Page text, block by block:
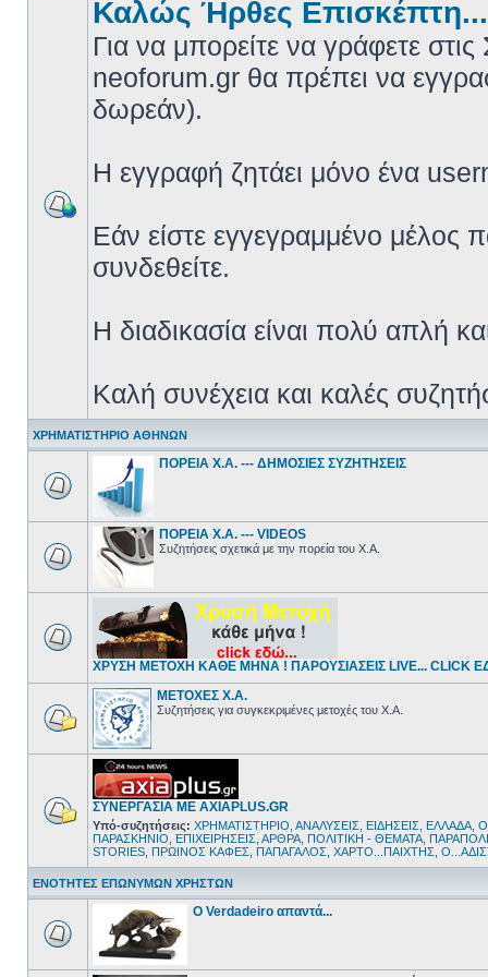
Καλώς Ήρθες Επισκέπτη...
Για να μπορείτε να γράφετε στις
neoforum.gr θα πρέπει να
δωρεάν).
Η εγγραφή ζητάει μόνο ένα
Εάν είστε εγγεγραμμένο μέλος
συνδεθείτε.
Η διαδικασία είναι πολύ απλή
Καλή συνέχεια και καλές
ΧΡΗΜΑΤΙΣΤΗΡΙΟ ΑΘΗΝΩΝ
ΠΟΡΕΙΑ Χ.Α. --- ΔΗΜΟΣΙΕΣ ΣΥΖΗΤΗΣΕΙΣ
ΠΟΡΕΙΑ Χ.Α. --- VIDEOS
Συζητήσεις σχετικά με την πορεία του Χ.Α.
ΧΡΥΣΗ ΜΕΤΟΧΗ ΚΑΘΕ ΜΗΝΑ ! ΠΑΡΟΥΣΙΑΣΕΙΣ LIVE... CLICK
ΜΕΤΟΧΕΣ Χ.Α.
Συζητήσεις για συγκεκριμένες μετοχές του Χ.Α.
ΣΥΝΕΡΓΑΣΙΑ ΜΕ AXIAPLUS.GR
Υπό-συζητήσεις: ΧΡΗΜΑΤΙΣΤΗΡΙΟ ΑΝΑΛΥΣΕΙΣ ΕΙΔΗΣΕΙΣ ΕΛΛΑΔΑ
ΠΑΡΑΣΚΗΝΙΟ
ΕΠΙΧΕΙΡΗΣΕΙΣ ΑΡΘΡΑ ΠΟΛΙΤΙΚΗ - ΘΕΜΑΤΑ
STORIES ΠΡΩΙΝΟΣ ΚΑΦΕΣ ΠΑΠΑΓΑΛΟΣ ΧΑΡΤΟ...ΠΑΙΧΤΗΣ
ΕΝΟΤΗΤΕΣ ΕΠΩΝΥΜΩΝ ΧΡΗΣΤΩΝ
Ο Verdadeiro απαντά...